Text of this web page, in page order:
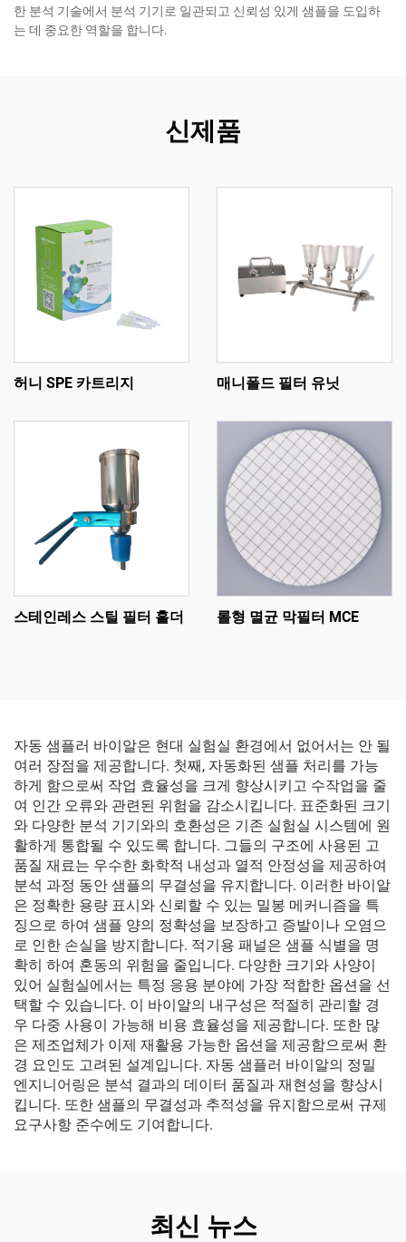
한 분석 기술에서 분석 기기로 일관되고 신뢰성 있게 샘플을 도입하
는 데 중요한 역할을 합니다.
신제품
허니 SPE 카트리지 매니폴드 필터 유닛
스테인레스 스틸 필터 홀더 롤형 멸균 막필터 MCE
자동 샘플러 바이알은 현대 실험실 환경에서 없어서는 안 될
여러 장점을 제공합니다. 첫째, 자동화된 샘플 처리를 가능
하게 함으로써 작업 효율성을 크게 향상시키고 수작업을 줄
여 인간 오류와 관련된 위험을 감소시킵니다. 표준화된 크기
와 다양한 분석 기기와의 호환성은 기존 실험실 시스템에 원
활하게 통합될 수 있도록 합니다. 그들의 구조에 사용된 고
품질 재료는 우수한 화학적 내성과 열적 안정성을 제공하여
분석 과정 동안 샘플의 무결성을 유지합니다. 이러한 바이알
은 정확한 용량 표시와 신뢰할 수 있는 밀봉 메커니즘을 특
징으로 하여 샘플 양의 정확성을 보장하고 증발이나 오염으
로 인한 손실을 방지합니다. 적기용 패널은 샘플 식별을 명
확히 하여 혼동의 위험을 줄입니다. 다양한 크기와 사양이
있어 실험실에서는 특정 응용 분야에 가장 적합한 옵션을 선
택할 수 있습니다. 이 바이알의 내구성은 적절히 관리할 경
우 다중 사용이 가능해 비용 효율성을 제공합니다. 또한 많
은 제조업체가 이제 재활용 가능한 옵션을 제공함으로써 환
경 요인도 고려된 설계입니다. 자동 샘플러 바이알의 정밀
엔지니어링은 분석 결과의 데이터 품질과 재현성을 향상시
킵니다. 또한 샘플의 무결성과 추적성을 유지함으로써 규제
요구사항 준수에도 기여합니다.
최신 뉴스